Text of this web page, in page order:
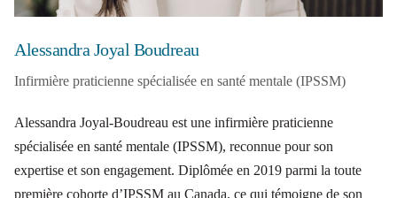
Alessandra Joyal Boudreau
Infirmière praticienne spécialisée en santé mentale (IPSSM)
Alessandra Joyal-Boudreau est une infirmière praticienne
spécialisée en santé mentale (IPSSM), reconnue pour son
expertise et son engagement. Diplômée en 2019 parmi la toute
première cohorte d’IPSSM au Canada, ce qui témoigne de son